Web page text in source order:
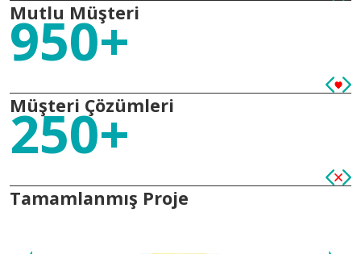
Mutlu Müşteri
950+
Müşteri Çözümleri
250+
Tamamlanmış Proje